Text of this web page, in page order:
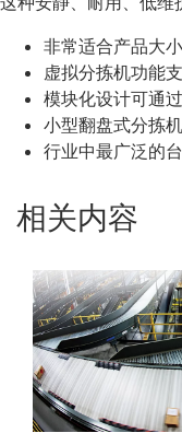
非常适合产品大
虚拟分拣机功能
模块化设计可通
小型翻盘式分拣
行业中最广泛的
相关内容